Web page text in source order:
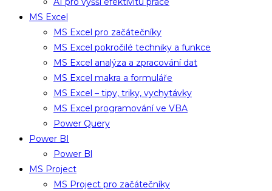
MS Excel
MS Excel pro začátečníky
MS Excel pokročilé techniky a funkce
MS Excel analýza a zpracování dat
MS Excel makra a formuláře
MS Excel – tipy, triky, vychytávky
MS Excel programování ve VBA
Power Query
Power BI
Power Bl
MS Project
MS Project pro začátečníky